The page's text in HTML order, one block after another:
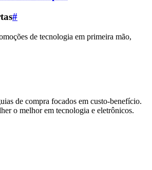
#
de tecnologia em primeira mão,
de compra focados em custo-benefício.
o melhor em tecnologia e eletrônicos.